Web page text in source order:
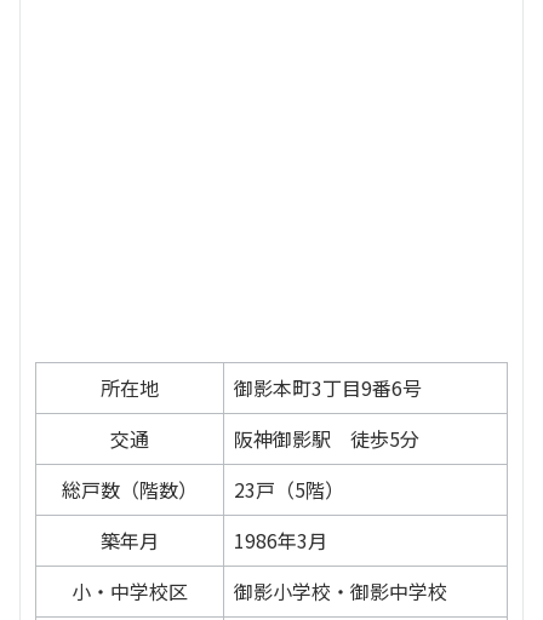
所在地
御影本町3丁目9番6号
交通
阪神御影駅 徒歩5分
総戸数（階数）
23戸（5階）
築年月
1986年3月
小・中学校区
御影小学校・御影中学校